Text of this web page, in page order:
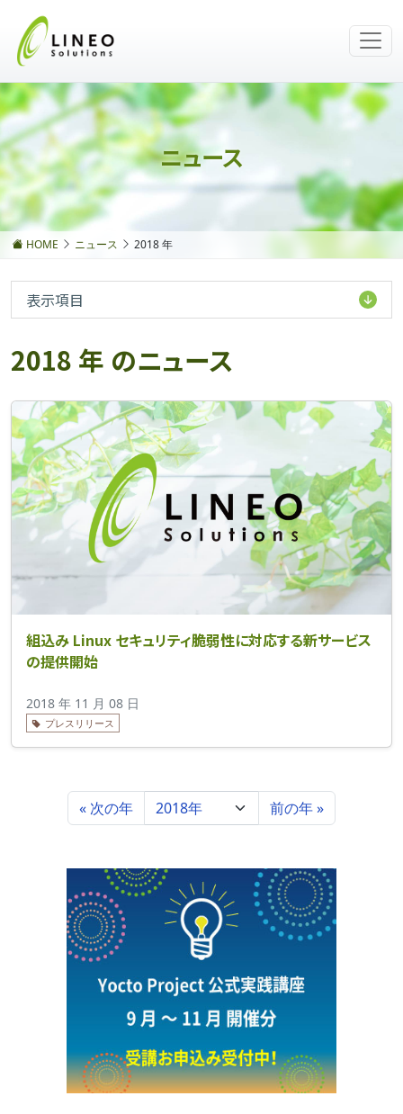
ニュース
HOME ニュース 2018 年
表示項目
2018 年 のニュース
組込み Linux セキュリティ脆弱性に対応する新サービス
の提供開始
2018 年 11 月 08 日
プレスリリース
« 次の年 前の年 »